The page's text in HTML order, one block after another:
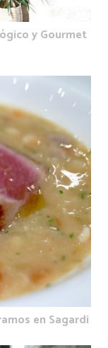
y Gourmet
en Sagardi